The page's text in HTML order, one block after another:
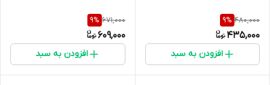
480,000
9%
435,000
افزودن به سبد
671,000
9%
609,000
افزودن به سبد